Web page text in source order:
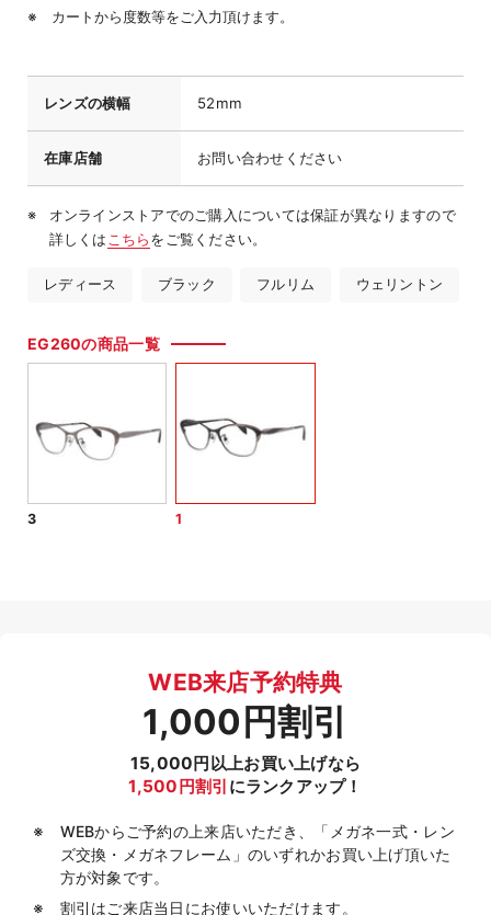
カートから度数等をご入力頂けます。
レンズの横幅 52mm
在庫店舗 お問い合わせください
オンラインストアでのご購入については保証が異なりますので
詳しくは こちらをご覧ください。
レディース ブラック フルリム ウェリントン
EG260の商品一覧
3 1
WEB来店予約特典
1,000円割引
15,000円以上お買い上げなら
1,500円割引 にランクアップ！
WEBからご予約の上来店いただき、「メガネ一式・レン
ズ交換・メガネフレーム」のいずれかお買い上げ頂いた
方が対象です。
割引はご来店当日にお使いいただけます。